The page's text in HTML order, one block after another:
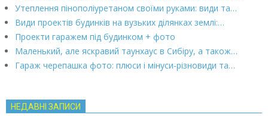
Утеплення пінополіуретаном своїми руками: види та…
Види проектів будинків на вузьких ділянках землі:…
Проекти гаражем під будинком + фото
Маленький, але яскравий таунхаус в Сибіру, а також…
Гараж черепашка фото: плюси і мінуси-різновиди та…
НЕДАВНІ ЗАПИСИ